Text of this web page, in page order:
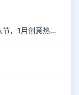
营销热点日历｜元旦、大寒小寒、腊八节，1月创意热点都在这